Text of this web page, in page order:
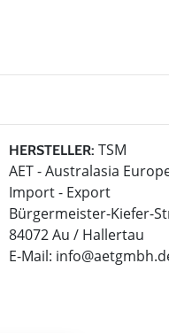
HERSTELLER: TSM
AET - Australasia
Import - Export
Bürgermeister-Kiefer-
84072 Au / Hallertau
E-Mail: